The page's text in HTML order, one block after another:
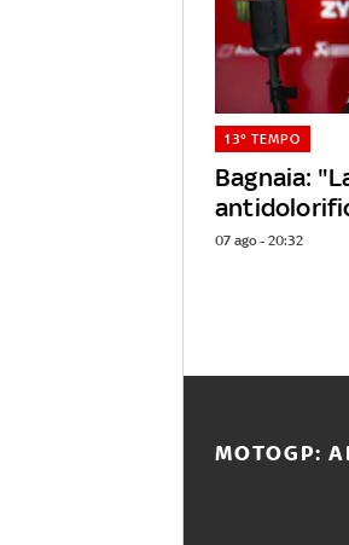
Bagnaia:
13° TEMPO
07 ago - 20:32
MOTOGP: